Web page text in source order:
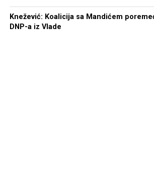
Knežević: Koalicija sa Mandićem
DNP-a iz Vlade